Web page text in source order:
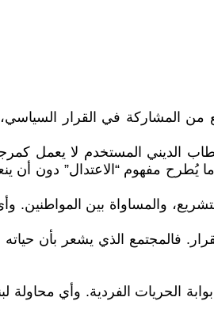
من المشاركة في القرار
الديني المستخدم لا يعمل
يُطرح مفهوم “الاعتدال” دون
والمساواة بين
فالمجتمع الذي يشعر بأن
الحريات الفردية. وأي